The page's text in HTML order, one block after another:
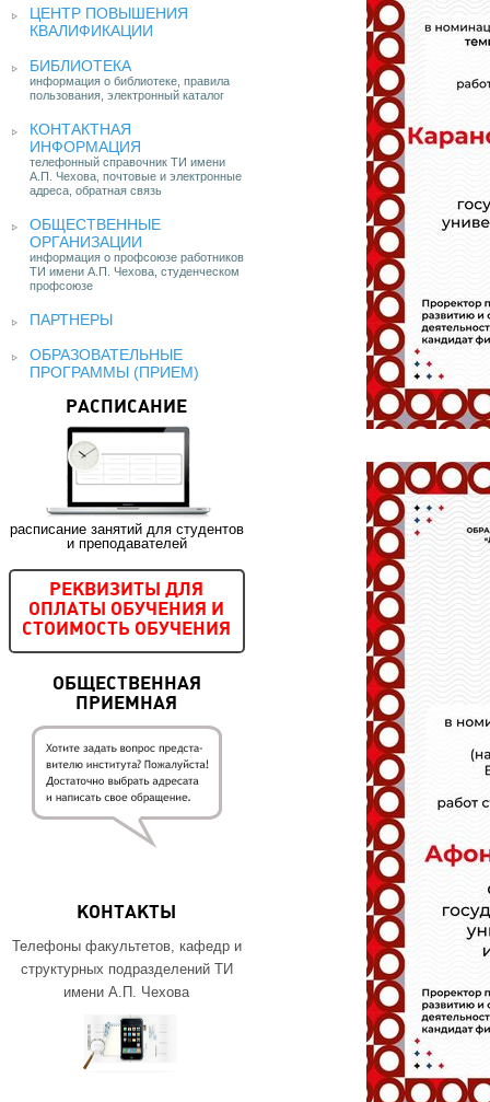
ЦЕНТР ПОВЫШЕНИЯ
КВАЛИФИКАЦИИ
БИБЛИОТЕКА
информация о библиотеке, правила
пользования, электронный каталог
КОНТАКТНАЯ
ИНФОРМАЦИЯ
телефонный справочник ТИ имени
А.П. Чехова, почтовые и электронные
адреса, обратная связь
ОБЩЕСТВЕННЫЕ
ОРГАНИЗАЦИИ
информация о профсоюзе работников
ТИ имени А.П. Чехова, студенческом
профсоюзе
ПАРТНЕРЫ
ОБРАЗОВАТЕЛЬНЫЕ
ПРОГРАММЫ (ПРИЕМ)
РАСПИСАНИЕ
расписание занятий для студентов
и преподавателей
РЕКВИЗИТЫ ДЛЯ
ОПЛАТЫ ОБУЧЕНИЯ И
СТОИМОСТЬ ОБУЧЕНИЯ
ОБЩЕСТВЕННАЯ
ПРИЕМНАЯ
КОНТАКТЫ
Телефоны факультетов, кафедр и
структурных подразделений ТИ
имени А.П. Чехова